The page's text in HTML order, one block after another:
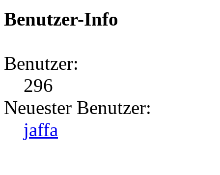
Benutzer-Info
Benutzer:
296
Neuester Benutzer:
jaffa